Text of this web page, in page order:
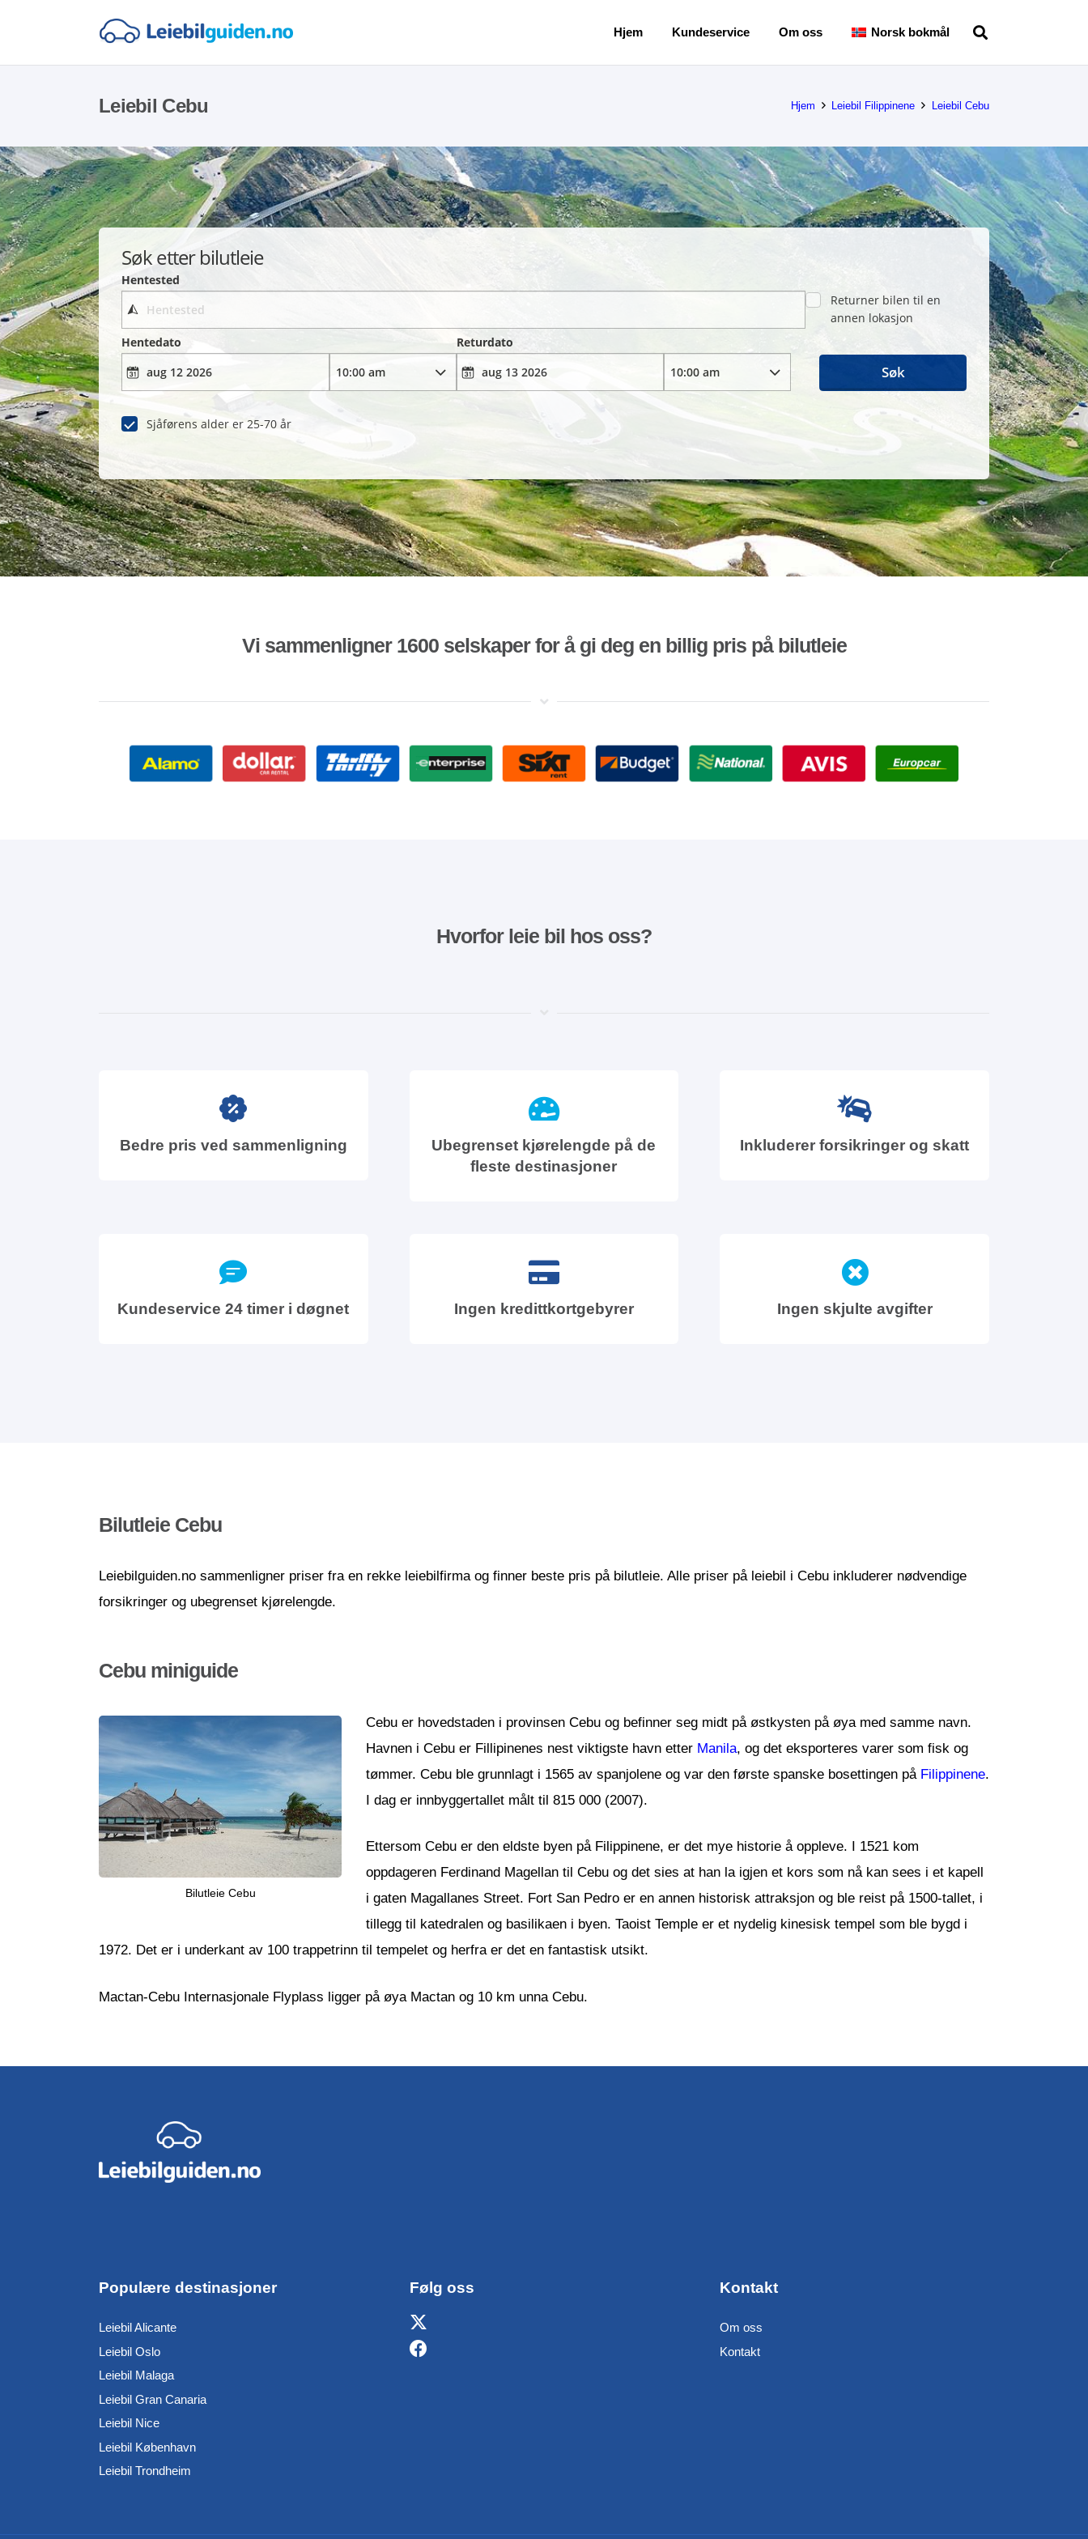
Hjem Kundeservice Om oss Norsk bokmål
Leiebil Cebu Hjem Leiebil Filippinene Leiebil Cebu
Søk etter bilutleie
Hentested
Returner bilen til en
annen lokasjon
Hentedato
Returdato
Sjåførens alder er 25-70 år
Søk
Vi sammenligner 1600 selskaper for å gi deg en billig pris på bilutleie
Hvorfor leie bil hos oss?
Bedre pris ved sammenligning
Ubegrenset kjørelengde på de
fleste destinasjoner
Inkluderer forsikringer og skatt
Kundeservice 24 timer i døgnet Ingen kredittkortgebyrer Ingen skjulte avgifter
Bilutleie Cebu
Leiebilguiden.no sammenligner priser fra en rekke leiebilfirma og finner beste pris på bilutleie. Alle priser på leiebil i Cebu inkluderer nødvendige
forsikringer og ubegrenset kjørelengde.
Cebu miniguide
Bilutleie Cebu
Cebu er hovedstaden i provinsen Cebu og befinner seg midt på østkysten på øya med samme navn.
Havnen i Cebu er Fillipinenes nest viktigste havn etter Manila, og det eksporteres varer som fisk og
tømmer. Cebu ble grunnlagt i 1565 av spanjolene og var den første spanske bosettingen på Filippinene.
I dag er innbyggertallet målt til 815 000 (2007).
Ettersom Cebu er den eldste byen på Filippinene, er det mye historie å oppleve. I 1521 kom
oppdageren Ferdinand Magellan til Cebu og det sies at han la igjen et kors som nå kan sees i et kapell
i gaten Magallanes Street. Fort San Pedro er en annen historisk attraksjon og ble reist på 1500-tallet, i
tillegg til katedralen og basilikaen i byen. Taoist Temple er et nydelig kinesisk tempel som ble bygd i
1972. Det er i underkant av 100 trappetrinn til tempelet og herfra er det en fantastisk utsikt.
Mactan-Cebu Internasjonale Flyplass ligger på øya Mactan og 10 km unna Cebu.
Populære destinasjoner
Leiebil Alicante
Leiebil Oslo
Leiebil Malaga
Leiebil Gran Canaria
Leiebil Nice
Leiebil København
Leiebil Trondheim
Følg oss Kontakt
Om oss
Kontakt